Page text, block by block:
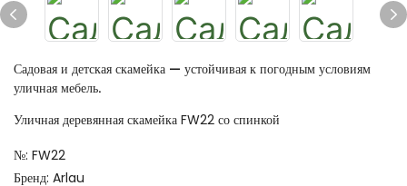
Садовая и детская скамейка — устойчивая к погодным условиям
уличная мебель.
Уличная деревянная скамейка FW22 со спинкой
№: FW22
Бренд: Arlau